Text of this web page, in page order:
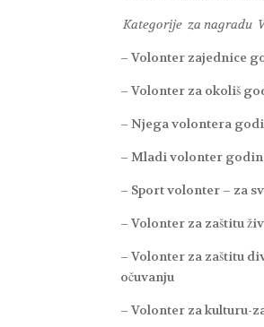
Kategorije za nagradu
– Volonter zajednice
– Volonter za okoliš
– Njega volontera
– Mladi volonter
– Sport volonter – za
– Volonter za zaštitu
– Volonter za zaštitu
očuvanju
– Volonter za kulturu-